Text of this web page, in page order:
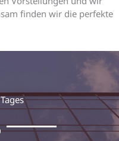
finden wir die perfekte